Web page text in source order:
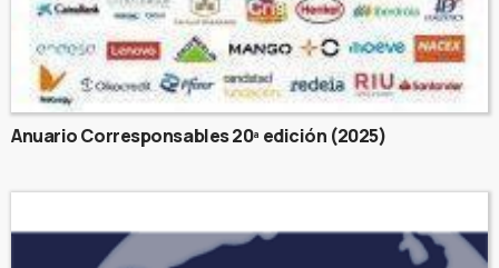
Anuario Corresponsables 20ª edición (2025)